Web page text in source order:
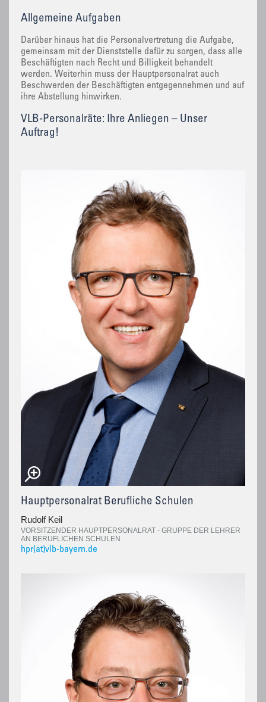
Allgemeine Aufgaben
Darüber hinaus hat die Personalvertretung die Aufgabe,
gemeinsam mit der Dienststelle dafür zu sorgen, dass alle
Beschäftigten nach Recht und Billigkeit behandelt
werden. Weiterhin muss der Hauptpersonalrat auch
Beschwerden der Beschäftigten entgegennehmen und auf
ihre Abstellung hinwirken.
VLB-Personalräte: Ihre Anliegen – Unser
Auftrag!
Hauptpersonalrat Berufliche Schulen
Rudolf Keil
VORSITZENDER HAUPTPERSONALRAT - GRUPPE DER LEHRER
AN BERUFLICHEN SCHULEN
hpr(at)vlb-bayern.de